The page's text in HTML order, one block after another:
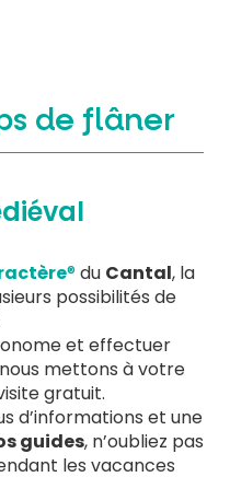
de flâner
®du Cantal, la
possibilités de
et effectuer
mettons à votre
gratuit.
d’informations et une
guides, n’oubliez pas
les vacances